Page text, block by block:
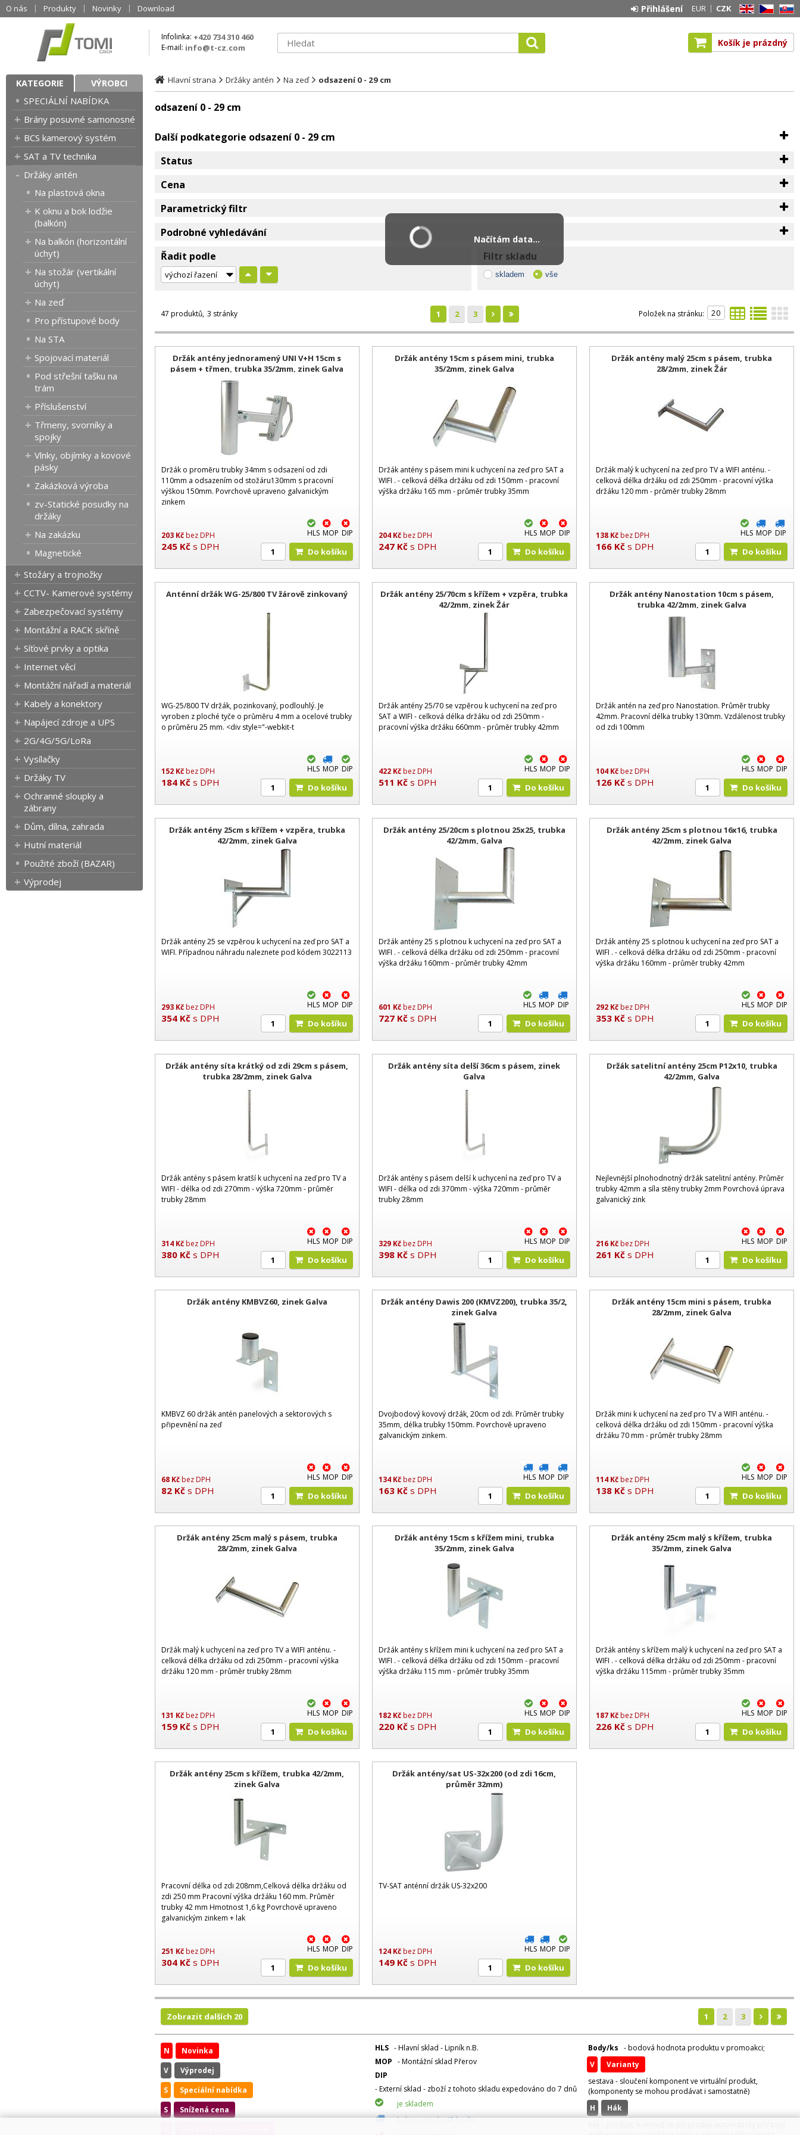
O nás Produkty Novinky Download EN CZ SK
EUR CZK
Přihlášení
Košík je prázdný
Infolinka: +420 734 310 460
E-mail: info@t-cz.com
KATEGORIE VÝROBCI
SPECIÁLNÍ NABÍDKA
Brány posuvné samonosné
BCS kamerový systém
SAT a TV technika
Držáky antén
Na plastová okna
K oknu a bok lodžie
(balkón)
Na balkón (horizontální
úchyt)
Na stožár (vertikální
úchyt)
Na zeď
Pro přístupové body
Na STA
Spojovací materiál
Pod střešní tašku na
trám
Příslušenství
Třmeny, svorníky a
spojky
Vlnky, objímky a kovové
pásky
Zakázková výroba
zv-Statické posudky na
držáky
Na zakázku
Magnetické
Stožáry a trojnožky
CCTV- Kamerové systémy
Zabezpečovací systémy
Montážní a RACK skříně
Síťové prvky a optika
Internet věcí
Montážní nářadí a materiál
Kabely a konektory
Napájecí zdroje a UPS
2G/4G/5G/LoRa
Vysílačky
Držáky TV
Ochranné sloupky a
zábrany
Dům, dílna, zahrada
Hutní materiál
Použité zboží (BAZAR)
Výprodej
Hlavní strana Držáky antén Na zeď odsazení 0 - 29 cm
odsazení 0 - 29 cm
Další podkategorie odsazení 0 - 29 cm
Status
Cena
Parametrický filtr
Podrobné vyhledávání
Řadit podle
Filtr skladu
skladem vše
47 produktů 3 stránky 1 2 3 Položek na stránku:
Držák antény jednoramený UNI V+H 15cm s
pásem + třmen, trubka 35/2mm, zinek Galva
Držák o proměru trubky 34mm s odsazení od zdi
110mm a odsazením od stožáru130mm s pracovní
výškou 150mm. Povrchově upraveno galvanickým
zinkem
203 Kčbez DPH
245 Kč s DPH
HLS MOP DIP
Do košíku
Držák antény 15cm s pásem mini, trubka
35/2mm, zinek Galva
Držák antény s pásem mini k uchycení na zeď pro SAT a
WIFI . - celková délka držáku od zdi 150mm - pracovní
výška držáku 165 mm - průměr trubky 35mm
204 Kčbez DPH
247 Kč s DPH
HLS MOP DIP
Do košíku
Držák antény malý 25cm s pásem, trubka
28/2mm, zinek Žár
Držák malý k uchycení na zeď pro TV a WIFI anténu. -
celková délka držáku od zdi 250mm - pracovní výška
držáku 120 mm - průměr trubky 28mm
138 Kčbez DPH
166 Kč s DPH
HLS MOP DIP
Do košíku
Anténní držák WG-25/800 TV žárově zinkovaný
WG-25/800 TV držák, pozinkovaný, podlouhlý. Je
vyroben z ploché tyče o průměru 4 mm a ocelové trubky
o průměru 25 mm. <div style="-webkit-t
152 Kčbez DPH
184 Kč s DPH
HLS MOP DIP
Do košíku
Držák antény 25/70cm s křížem + vzpěra, trubka
42/2mm, zinek Žár
Držák antény 25/70 se vzpěrou k uchycení na zeď pro
SAT a WIFI - celková délka držáku od zdi 250mm -
pracovní výška držáku 660mm - průměr trubky 42mm
422 Kčbez DPH
511 Kč s DPH
HLS MOP DIP
Do košíku
Držák antény Nanostation 10cm s pásem,
trubka 42/2mm, zinek Galva
Držák antén na zeď pro Nanostation. Průměr trubky
42mm. Pracovní délka trubky 130mm. Vzdálenost trubky
od zdi 100mm
104 Kčbez DPH
126 Kč s DPH
HLS MOP DIP
Do košíku
Držák antény 25cm s křížem + vzpěra, trubka
42/2mm, zinek Galva
Držák antény 25 se vzpěrou k uchycení na zeď pro SAT a
WIFI. Případnou náhradu naleznete pod kódem 3022113
293 Kčbez DPH
354 Kč s DPH
HLS MOP DIP
Do košíku
Držák antény 25/20cm s plotnou 25x25, trubka
42/2mm, Galva
Držák antény 25 s plotnou k uchycení na zeď pro SAT a
WIFI . - celková délka držáku od zdi 250mm - pracovní
výška držáku 160mm - průměr trubky 42mm
601 Kčbez DPH
727 Kč s DPH
HLS MOP DIP
Do košíku
Držák antény 25cm s plotnou 16x16, trubka
42/2mm, zinek Galva
Držák antény 25 s plotnou k uchycení na zeď pro SAT a
WIFI . - celková délka držáku od zdi 250mm - pracovní
výška držáku 160mm - průměr trubky 42mm
292 Kčbez DPH
353 Kč s DPH
HLS MOP DIP
Do košíku
Držák antény síta krátký od zdi 29cm s pásem,
trubka 28/2mm, zinek Galva
Držák antény s pásem kratší k uchycení na zeď pro TV a
WIFI - délka od zdi 270mm - výška 720mm - průměr
trubky 28mm
314 Kčbez DPH
380 Kč s DPH
HLS MOP DIP
Do košíku
Držák antény síta delší 36cm s pásem, zinek
Galva
Držák antény s pásem delší k uchycení na zeď pro TV a
WIFI - délka od zdi 370mm - výška 720mm - průměr
trubky 28mm
329 Kčbez DPH
398 Kč s DPH
HLS MOP DIP
Do košíku
Držák satelitní antény 25cm P12x10, trubka
42/2mm, Galva
Nejlevnější plnohodnotný držák satelitní antény. Průměr
trubky 42mm a síla stěny trubky 2mm Povrchová úprava
galvanický zink
216 Kčbez DPH
261 Kč s DPH
HLS MOP DIP
Do košíku
Držák antény KMBVZ60, zinek Galva
KMBVZ 60 držák antén panelových a sektorových s
připevnění na zeď
68 Kčbez DPH
82 Kč s DPH
HLS MOP DIP
Do košíku
Držák antény Dawis 200 (KMVZ200), trubka 35/2,
zinek Galva
Dvojbodový kovový držák, 20cm od zdi. Průměr trubky
35mm, délka trubky 150mm. Povrchově upraveno
galvanickým zinkem.
134 Kčbez DPH
163 Kč s DPH
HLS MOP DIP
Do košíku
Držák antény 15cm mini s pásem, trubka
28/2mm, zinek Galva
Držák mini k uchycení na zeď pro TV a WIFI anténu. -
celková délka držáku od zdi 150mm - pracovní výška
držáku 70 mm - průměr trubky 28mm
114 Kčbez DPH
138 Kč s DPH
HLS MOP DIP
Do košíku
Držák antény 25cm malý s pásem, trubka
28/2mm, zinek Galva
Držák malý k uchycení na zeď pro TV a WIFI anténu. -
celková délka držáku od zdi 250mm - pracovní výška
držáku 120 mm - průměr trubky 28mm
131 Kčbez DPH
159 Kč s DPH
HLS MOP DIP
Do košíku
Držák antény 15cm s křížem mini, trubka
35/2mm, zinek Galva
Držák antény s křížem mini k uchycení na zeď pro SAT a
WIFI . - celková délka držáku od zdi 150mm - pracovní
výška držáku 115 mm - průměr trubky 35mm
182 Kčbez DPH
220 Kč s DPH
HLS MOP DIP
Do košíku
Držák antény 25cm malý s křížem, trubka
35/2mm, zinek Galva
Držák antény s křížem malý k uchycení na zeď pro SAT a
WIFI . - celková délka držáku od zdi 250mm - pracovní
výška držáku 115mm - průměr trubky 35mm
187 Kčbez DPH
226 Kč s DPH
HLS MOP DIP
Do košíku
Držák antény 25cm s křížem, trubka 42/2mm,
zinek Galva
Pracovní délka od zdi 208mm,Celková délka držáku od
zdi 250 mm Pracovní výška držáku 160 mm. Průměr
trubky 42 mm Hmotnost 1,6 kg Povrchově upraveno
galvanickým zinkem + lak
251 Kčbez DPH
304 Kč s DPH
HLS MOP DIP
Do košíku
Držák antény/sat US-32x200 (od zdi 16cm,
průměr 32mm)
TV-SAT anténní držák US-32x200
124 Kčbez DPH
149 Kč s DPH
HLS MOP DIP
Do košíku
Zobrazit dalších 20 1 2 3
N
Novinka
V
Výprodej
S
Speciální nabídka
S
Snížená cena
HLS - Hlavní sklad - Lipník n.B.
MOP - Montážní sklad Přerov
DIP
- Externí sklad - zboží z tohoto skladu expedováno do 7 dnů
je skladem
k dispozici do 48 hodin
Body/ks - bodová hodnota produktu v promoakci;
v
varianty
sestava - sloučení komponent ve virtuální produkt,
(komponenty se mohou prodávat i samostatně)
H
hák
Načítám data...